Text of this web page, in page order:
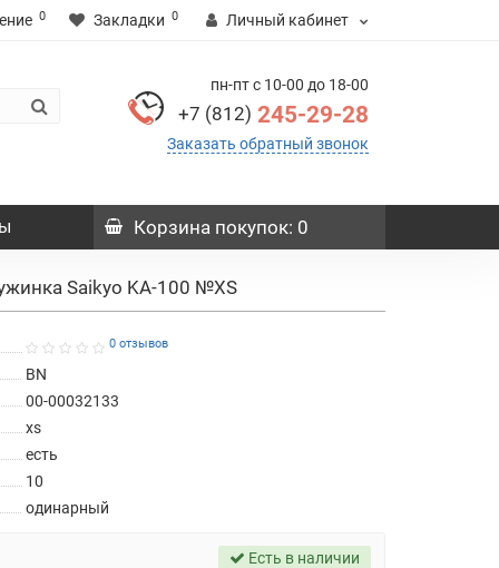
0 Закладки 0 Личный кабинет
пн-пт с 10-00 до 18-00
+7 (812) 245-29-28
Заказать обратный звонок
Корзина покупок: 0
Saikyo KA-100 №XS
0 отзывов
BN
00-00032133
xs
есть
10
одинарный
Есть в наличии